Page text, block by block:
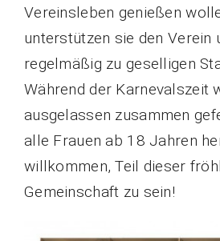
Förderverein
Vereinsleben genießen
unterstützen sie den Verein
regelmäßig zu geselligen
Während der Karnevalszeit
ausgelassen zusammen
alle Frauen ab 18 Jahren
willkommen, Teil dieser
Gemeinschaft zu sein!